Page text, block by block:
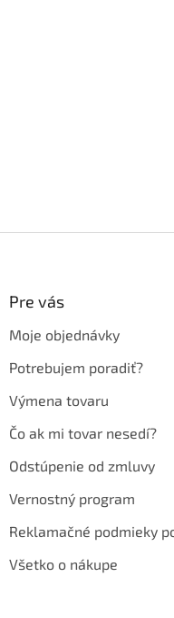
Pre vás
Moje objednávky
Potrebujem poradiť?
Výmena tovaru
Čo ak mi tovar nesedí?
Odstúpenie od zmluvy
Vernostný program
Reklamačné podmieky
Všetko o nákupe